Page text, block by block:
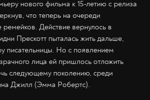
нового фильма к 15-летию с релиза
что теперь на очереди
Действие вернулось в
Прескотт пыталась жить дальше,
писательницы. Но с появлением
лица ей пришлось отложить
следующему поколению, среди
Джилл (Эмма Робертс).